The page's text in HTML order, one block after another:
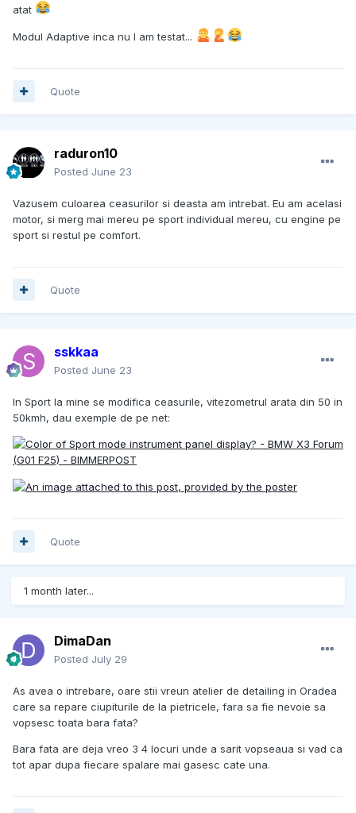
atat
Modul Adaptive inca nu l am testat...
Quote
raduron10
Posted June 23
Vazusem culoarea ceasurilor si deasta am intrebat. Eu am acelasi
motor, si merg mai mereu pe sport individual mereu, cu engine pe
sport si restul pe comfort.
Quote
sskkaa
Posted June 23
In Sport la mine se modifica ceasurile, vitezometrul arata din 50 in
50kmh, dau exemple de pe net:
Quote
1 month later...
DimaDan
Posted July 29
As avea o intrebare, oare stii vreun atelier de detailing in Oradea
care sa repare ciupiturile de la pietricele, fara sa fie nevoie sa
vopsesc toata bara fata?
Bara fata are deja vreo 3 4 locuri unde a sarit vopseaua si vad ca
tot apar dupa fiecare spalare mai gasesc cate una.